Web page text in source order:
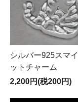
シルバー925スマ
ットチャーム
2,200円(税200円)